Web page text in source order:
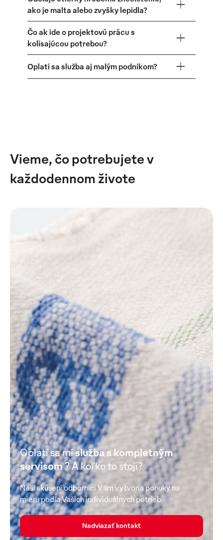
ako je malta alebo zvyšky lepidla?
Čo ak ide o projektovú prácu s
kolísajúcou potrebou?
Oplatí sa služba aj malým podnikom?
Vieme, čo potrebujete v
každodennom živote
Oplatí sa mislužba s kompletným
servisom? A koľko to stojí?
Naši skúsení odborníci Vám vytvoria ponuky na
mieru podľa Vašich individuálnych potrieb.
Nadviazať kontakt